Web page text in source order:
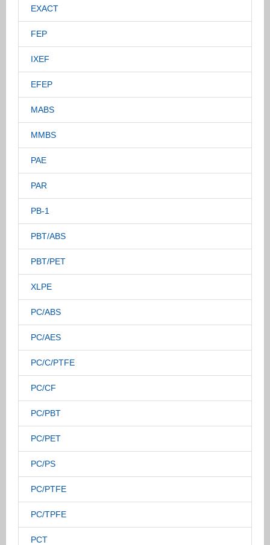
EXACT
FEP
IXEF
EFEP
MABS
MMBS
PAE
PAR
PB-1
PBT/ABS
PBT/PET
XLPE
PC/ABS
PC/AES
PC/C/PTFE
PC/CF
PC/PBT
PC/PET
PC/PS
PC/PTFE
PC/TPFE
PCT